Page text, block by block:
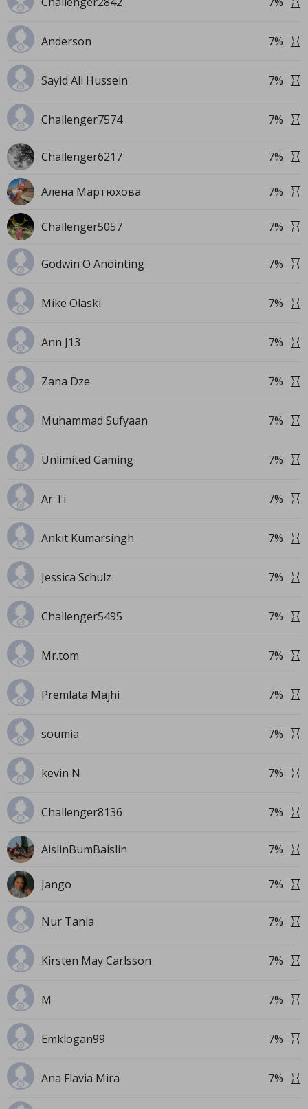
Anderson 7%
Sayid Ali Hussein 7%
Challenger7574 7%
Challenger6217 7%
Алена Мартюхова 7%
Challenger5057 7%
Godwin O Anointing 7%
Mike Olaski 7%
Ann J13 7%
Zana Dze 7%
Muhammad Sufyaan 7%
Unlimited Gaming 7%
Ar Ti 7%
Ankit Kumarsingh 7%
Jessica Schulz 7%
Challenger5495 7%
Mr.tom 7%
Premlata Majhi 7%
soumia 7%
kevin N 7%
Challenger8136 7%
AislinBumBaislin 7%
Jango 7%
Nur Tania 7%
Kirsten May Carlsson 7%
M 7%
Emklogan99 7%
Ana Flavia Mira 7%